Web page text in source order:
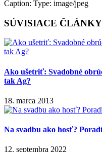
Caption: Type: image/jpeg
SÚVISIACE ČLÁNKY
Ako ušetriť: Svadobné
tak Ag?
18. marca 2013
Na svadbu ako hosť?
12. septembra 2022